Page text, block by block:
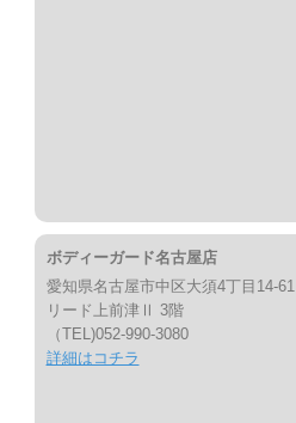
ボディーガード名古屋店
愛知県名古屋市中区大須4丁目14-61
リード上前津Ⅱ 3階
（TEL)052-990-3080
詳細はコチラ